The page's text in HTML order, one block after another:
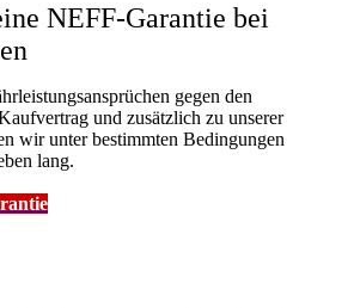
NEFF-Garantie bei
gegen den
und zusätzlich zu unserer
wir unter bestimmten Bedingungen
lang.